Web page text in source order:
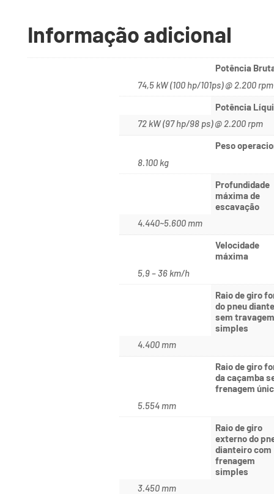
Informação adicional
Potência
74,5 kW (100 hp/101ps) @ 2.200 rpm
Potência
72 kW (97 hp/98 ps) @ 2.200 rpm
Peso
8.100 kg
Profundidade
máxima de
escavação
4.440~5.600 mm
Velocidade
máxima
5,9 – 36 km/h
Raio de giro
do pneu
sem
simples
4.400 mm
Raio de giro
da caçamba
frenagem
5.554 mm
Raio de giro
externo do
dianteiro com
frenagem
simples
3.450 mm